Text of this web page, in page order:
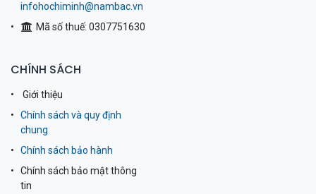
infohochiminh@nambac.vn
Mã số thuế: 0307751630
CHÍNH SÁCH
Giới thiệu
Chính sách và quy định
chung
Chính sách bảo hành
Chính sách bảo mật thông
tin